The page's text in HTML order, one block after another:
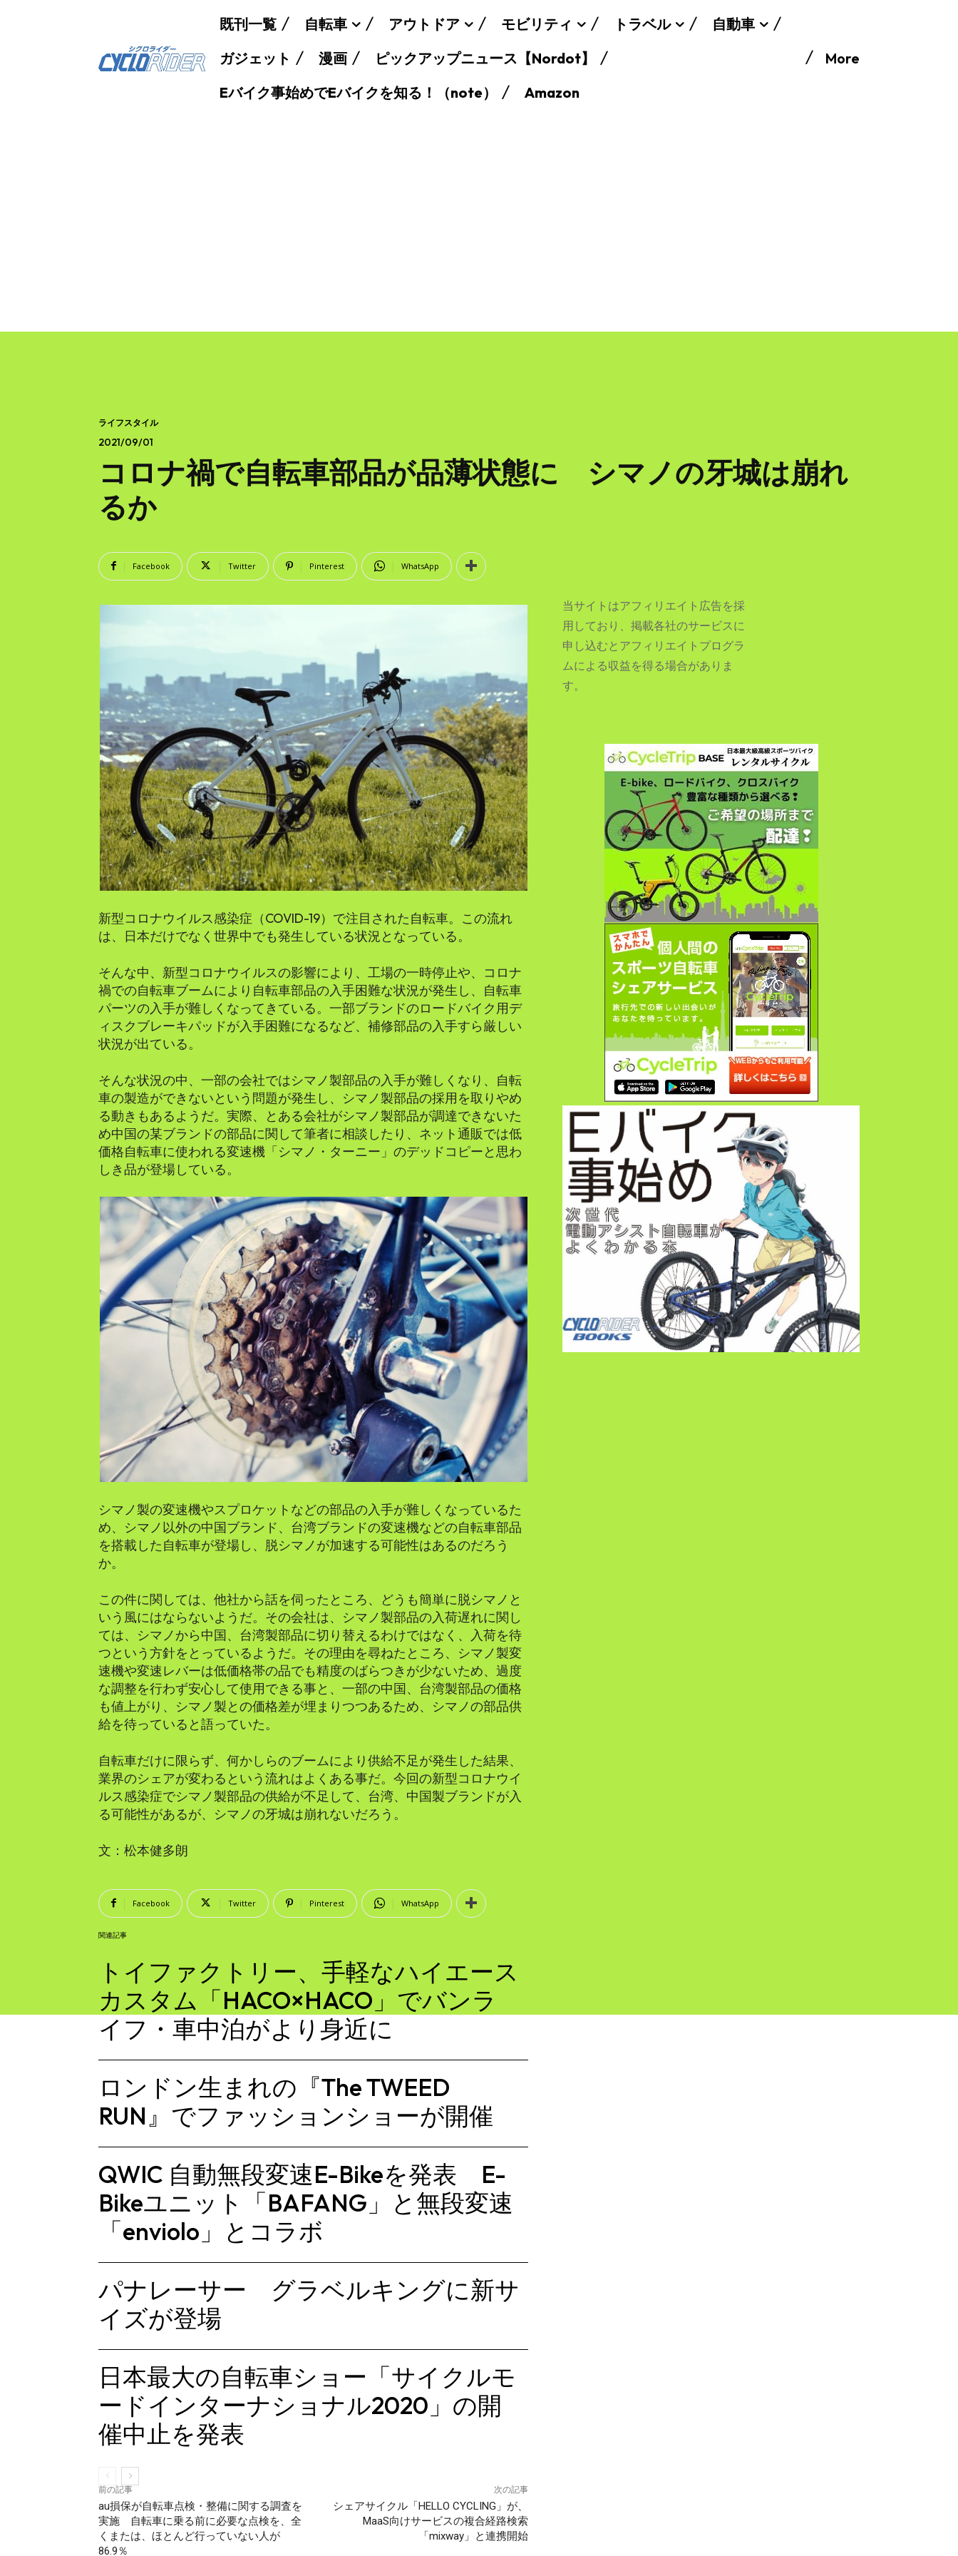
既刊一覧 自転車 アウトドア モビリティ トラベル
自動車
ガジェット
漫画
ピックアップニュース【Nordot】
Eバイク事始めでEバイクを知る！（note）
Amazon
More
ライフスタイル
2021/09/01
コロナ禍で自転車部品が品薄状態に シマノの牙城は崩れ
るか
Facebook Twitter Pinterest WhatsApp
新型コロナウイルス感染症（COVID-19）で注目された自転車。この流れ
は、日本だけでなく世界中でも発生している状況となっている。
そんな中、新型コロナウイルスの影響により、工場の一時停止や、コロナ
禍での自転車ブームにより自転車部品の入手困難な状況が発生し、自転車
パーツの入手が難しくなってきている。一部ブランドのロードバイク用デ
ィスクブレーキパッドが入手困難になるなど、補修部品の入手すら厳しい
状況が出ている。
そんな状況の中、一部の会社ではシマノ製部品の入手が難しくなり、自転
車の製造ができないという問題が発生し、シマノ製部品の採用を取りやめ
る動きもあるようだ。実際、とある会社がシマノ製部品が調達できないた
め中国の某ブランドの部品に関して筆者に相談したり、ネット通販では低
価格自転車に使われる変速機「シマノ・ターニー」のデッドコピーと思わ
しき品が登場している。
シマノ製の変速機やスプロケットなどの部品の入手が難しくなっているた
め、シマノ以外の中国ブランド、台湾ブランドの変速機などの自転車部品
を搭載した自転車が登場し、脱シマノが加速する可能性はあるのだろう
か。
この件に関しては、他社から話を伺ったところ、どうも簡単に脱シマノと
いう風にはならないようだ。その会社は、シマノ製部品の入荷遅れに関し
ては、シマノから中国、台湾製部品に切り替えるわけではなく、入荷を待
つという方針をとっているようだ。その理由を尋ねたところ、シマノ製変
速機や変速レバーは低価格帯の品でも精度のばらつきが少ないため、過度
な調整を行わず安心して使用できる事と、一部の中国、台湾製部品の価格
も値上がり、シマノ製との価格差が埋まりつつあるため、シマノの部品供
給を待っていると語っていた。
自転車だけに限らず、何かしらのブームにより供給不足が発生した結果、
業界のシェアが変わるという流れはよくある事だ。今回の新型コロナウイ
ルス感染症でシマノ製部品の供給が不足して、台湾、中国製ブランドが入
る可能性があるが、シマノの牙城は崩れないだろう。
文：松本健多朗
Facebook Twitter Pinterest WhatsApp
関連記事
トイファクトリー、手軽なハイエース
カスタム「HACO×HACO」でバンラ
イフ・車中泊がより身近に
ロンドン生まれの『The TWEED
RUN』でファッションショーが開催
QWIC 自動無段変速E-Bikeを発表 E-
Bikeユニット「BAFANG」と無段変速
「enviolo」とコラボ
パナレーサー グラベルキングに新サ
イズが登場
日本最大の自転車ショー「サイクルモ
ードインターナショナル2020」の開
催中止を発表
前の記事
au損保が自転車点検・整備に関する調査を
実施 自転車に乗る前に必要な点検を、全
くまたは、ほとんど行っていない人が
86.9％
次の記事
シェアサイクル「HELLO CYCLING」が、
MaaS向けサービスの複合経路検索
「mixway」と連携開始
当サイトはアフィリエイト広告を採
用しており、掲載各社のサービスに
申し込むとアフィリエイトプログラ
ムによる収益を得る場合がありま
す。